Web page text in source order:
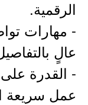
الرقمية.
- مهارات
عالٍ
- القدرة
عمل سريعة